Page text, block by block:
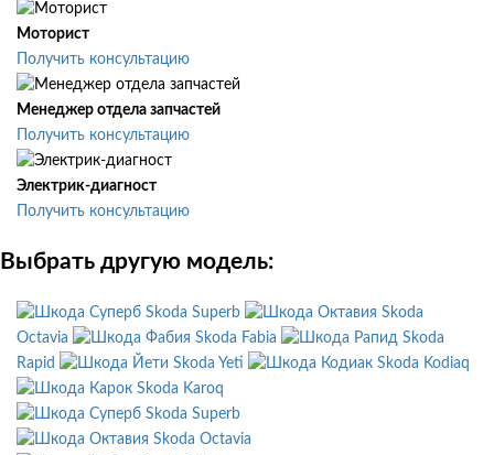
Моторист
Получить консультацию
Менеджер отдела запчастей
Получить консультацию
Электрик-диагност
Получить консультацию
Выбрать другую модель:
Skoda Superb
Skoda
Octavia
Skoda Fabia
Skoda
Rapid
Skoda Yeti
Skoda Kodiaq
Skoda Karoq
Skoda Superb
Skoda Octavia